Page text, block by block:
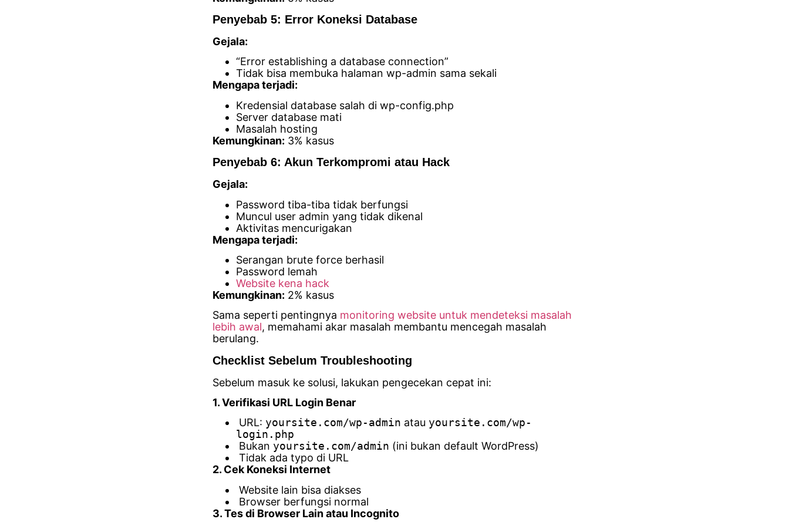
Penyebab 5: Error Koneksi Database
Gejala:
“Error establishing a database connection”
Tidak bisa membuka halaman wp-admin sama sekali
Mengapa terjadi:
Kredensial database salah di wp-config.php
Server database mati
Masalah hosting
Kemungkinan: 3% kasus
Penyebab 6: Akun Terkompromi atau Hack
Gejala:
Password tiba-tiba tidak berfungsi
Muncul user admin yang tidak dikenal
Aktivitas mencurigakan
Mengapa terjadi:
Serangan brute force berhasil
Password lemah
Website kena hack
Kemungkinan: 2% kasus
Sama seperti pentingnya monitoring website untuk mendeteksi masalah
lebih awal, memahami akar masalah membantu mencegah masalah
berulang.
Checklist Sebelum Troubleshooting
Sebelum masuk ke solusi, lakukan pengecekan cepat ini:
1. Verifikasi URL Login Benar
URL: yoursite.com/wp-admin atau yoursite.com/wp-
login.php
Bukan yoursite.com/admin (ini bukan default WordPress)
Tidak ada typo di URL
2. Cek Koneksi Internet
Website lain bisa diakses
Browser berfungsi normal
3. Tes di Browser Lain atau Incognito